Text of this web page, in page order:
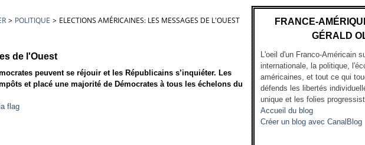
> POLITIQUE > ELECTIONS AMÉRICAINES: LES MESSAGES DE L'OUEST
de l'Ouest
peuvent se réjouir et les Républicains s’inquiéter. Les
et placé une majorité de Démocrates à tous les échelons du
FRANCE-
GÉRALD
L'oeil d'un Franco-Américain
internationale, la politique,
américaines, et tout ce qui
défends les libertés
unique et les folies
Accueil du blog
Créer un blog avec CanalBlog